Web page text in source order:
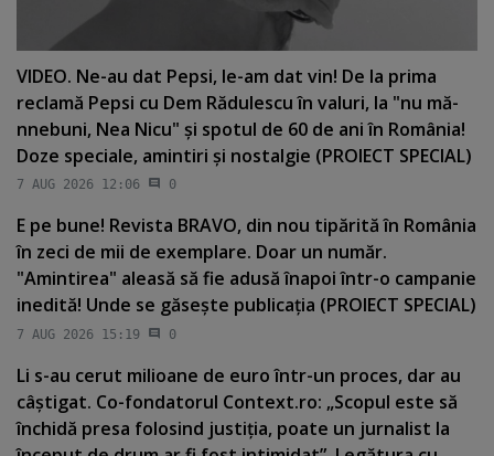
VIDEO. Ne-au dat Pepsi, le-am dat vin! De la prima
reclamă Pepsi cu Dem Rădulescu în valuri, la "nu mă-
nnebuni, Nea Nicu" şi spotul de 60 de ani în România!
Doze speciale, amintiri şi nostalgie (PROIECT SPECIAL)
7 AUG 2026 12:06 0
E pe bune! Revista BRAVO, din nou tipărită în România
în zeci de mii de exemplare. Doar un număr.
"Amintirea" aleasă să fie adusă înapoi într-o campanie
inedită! Unde se găseşte publicaţia (PROIECT SPECIAL)
7 AUG 2026 15:19 0
Li s-au cerut milioane de euro într-un proces, dar au
câştigat. Co-fondatorul Context.ro: „Scopul este să
închidă presa folosind justiţia, poate un jurnalist la